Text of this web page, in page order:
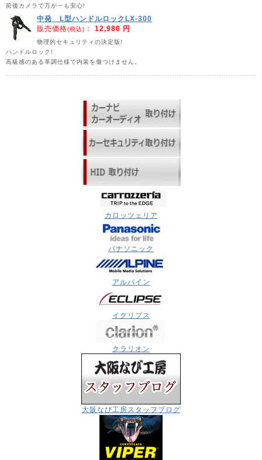
前後カメラで万が一も安心!
中発 L型ハンドルロックLX-300
販売価格(税込) ： 12,980 円
物理的セキュリティの決定版!
ハンドルロック!
高級感のある革調仕様で内装を傷つけません。
カロッツェリア
パナソニック
アルパイン
イクリプス
クラリオン
大阪なび工房スタッフブログ